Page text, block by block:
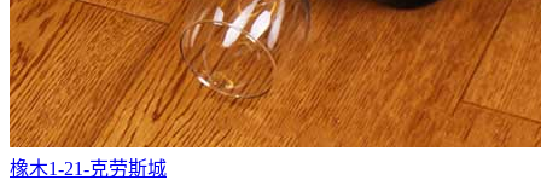
橡木1-21-克劳斯城